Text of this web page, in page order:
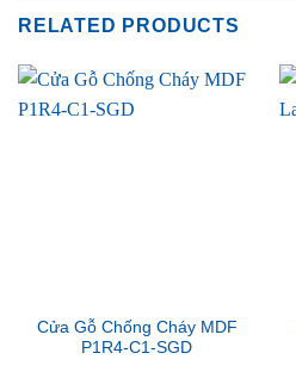
RELATED PRODUCTS
Cửa Gỗ Chống Cháy MDF
P1R4-C1-SGD